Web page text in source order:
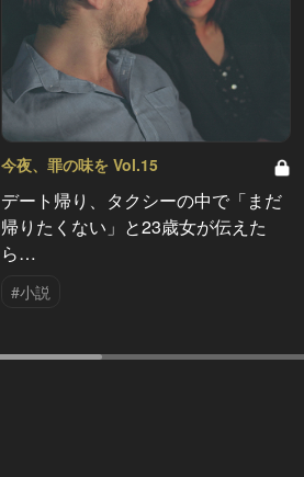
今夜、罪の味を Vol.15
デート帰り、タクシーの中で「まだ
帰りたくない」と23歳女が伝えた
ら…
#小説